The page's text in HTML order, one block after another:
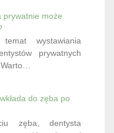
prywatnie może
wystawiania
prywatnych
do zęba po
zęba, dentysta